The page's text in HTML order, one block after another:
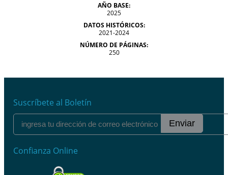
AÑO BASE:
2025
DATOS HISTÓRICOS:
2021-2024
NÚMERO DE PÁGINAS:
250
Suscríbete al Boletín
Enviar
Confianza Online